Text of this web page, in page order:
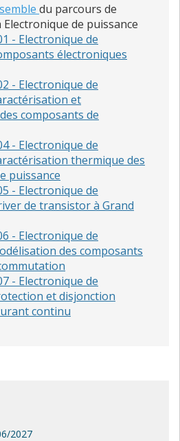
du parcours de
de puissance
- Electronique de
électroniques
- Electronique de
et
composants de
- Electronique de
thermique des
puissance
- Electronique de
de transistor à Grand
- Electronique de
des composants
- Electronique de
et disjonction
continu
2027